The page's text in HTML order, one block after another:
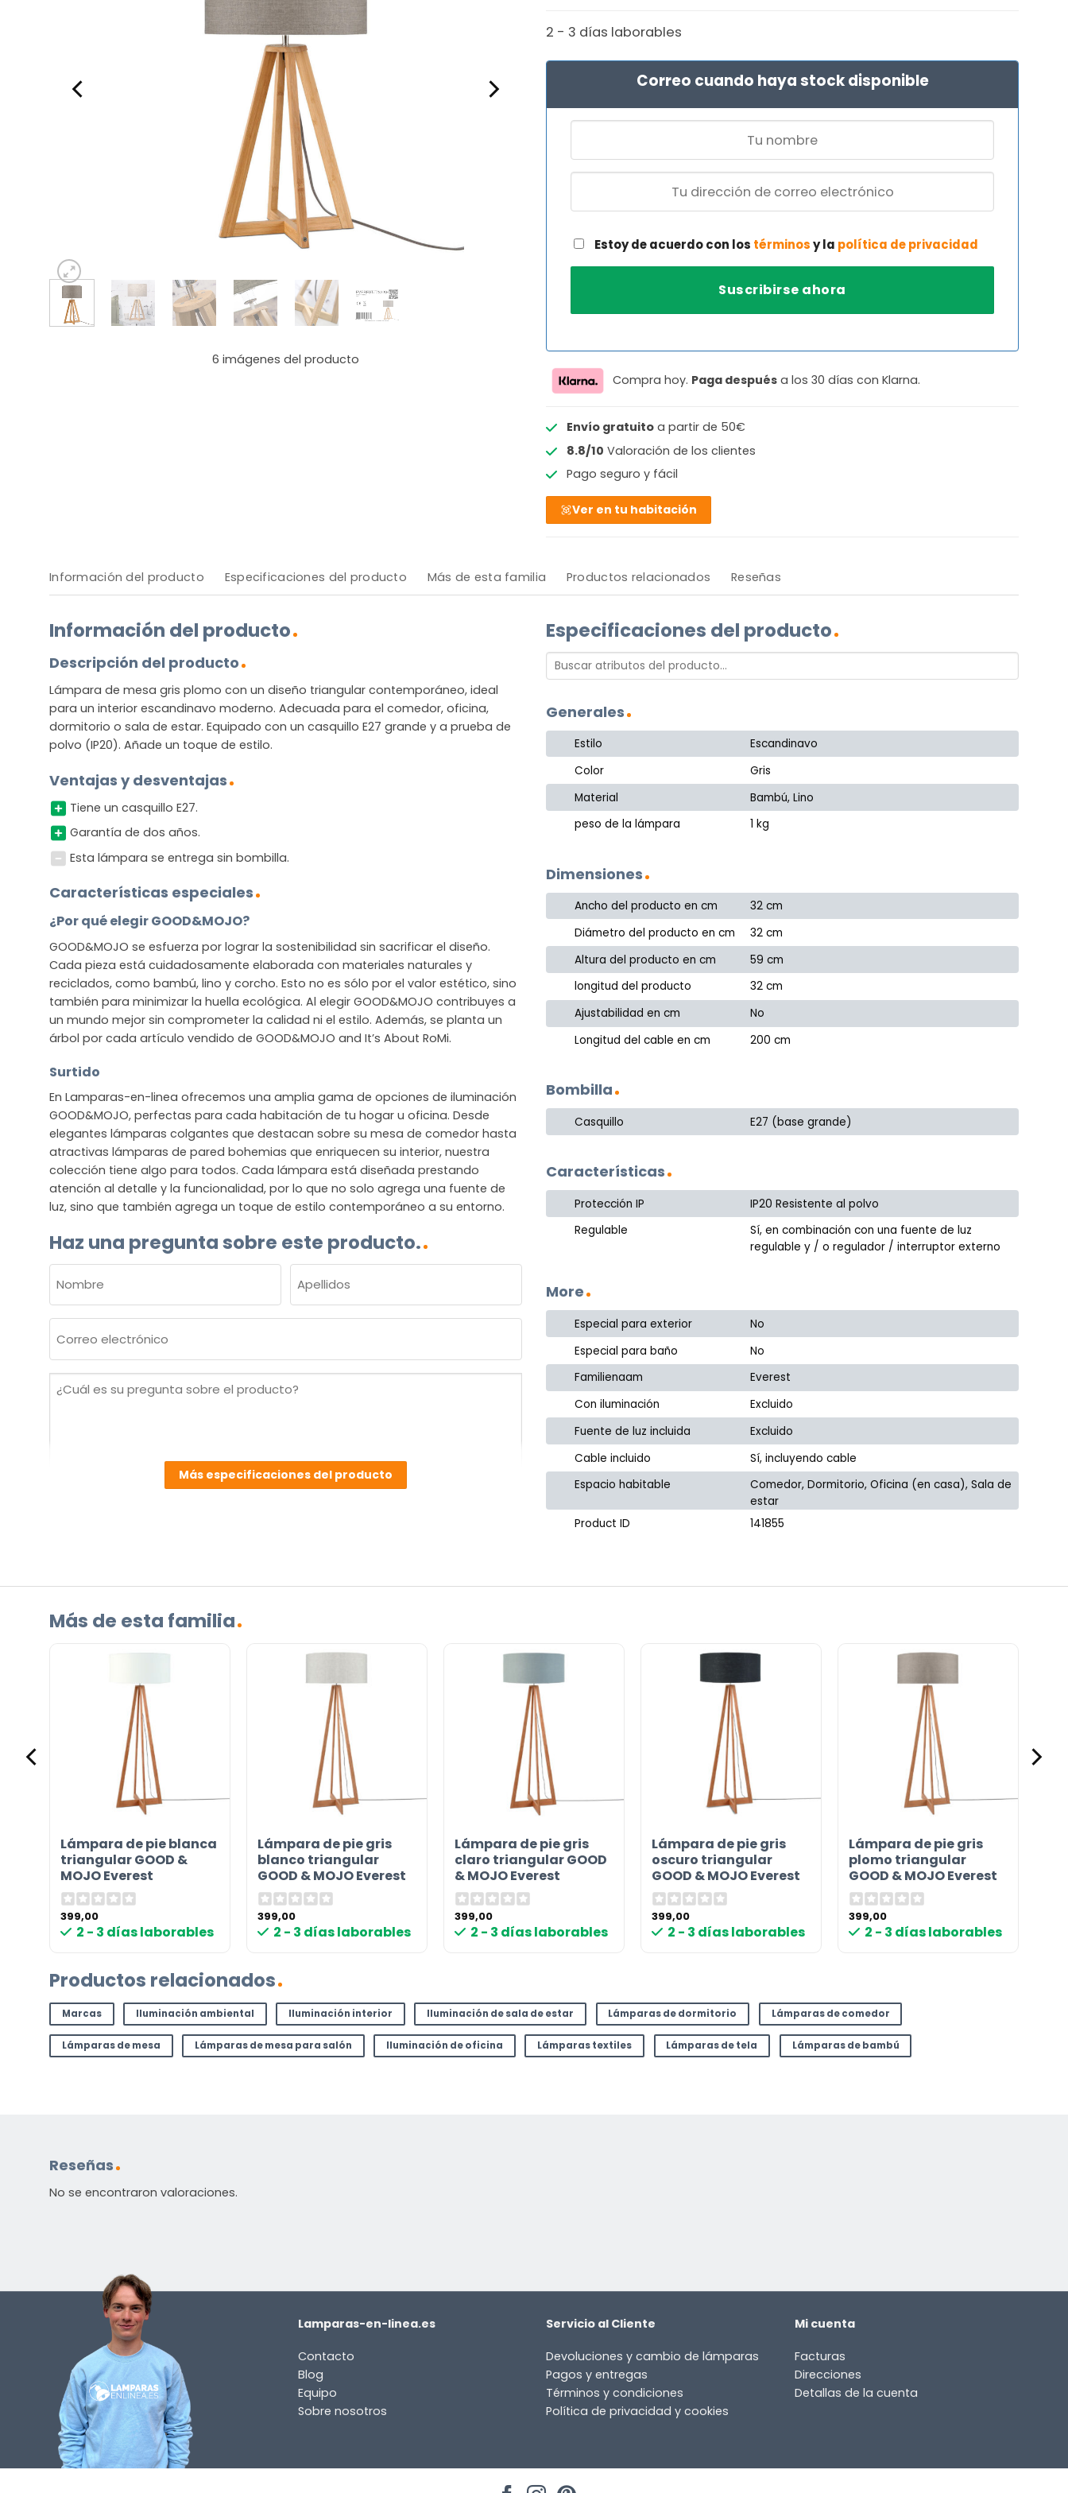
6 imágenes del producto
2 - 3 días laborables
Correo cuando haya stock disponible
Estoy de acuerdo con los términosy la política de privacidad
Compra hoy. Paga después a los 30 días con Klarna.
Envío gratuitoa partir de 50€
8.8/10 Valoración de los clientes
Pago seguro y fácil
Ver en tu habitación
Información del producto Especificaciones del producto Más de esta familia Productos relacionados Reseñas
Información del producto
Descripción del producto
Lámpara de mesa gris plomo con un diseño triangular contemporáneo, ideal
para un interior escandinavo moderno. Adecuada para el comedor, oficina,
dormitorio o sala de estar. Equipado con un casquillo E27 grande y a prueba de
polvo (IP20). Añade un toque de estilo.
Ventajas y desventajas
Tiene un casquillo E27.
Garantía de dos años.
Esta lámpara se entrega sin bombilla.
Características especiales
¿Por qué elegir GOOD&MOJO?
GOOD&MOJO se esfuerza por lograr la sostenibilidad sin sacrificar el diseño.
Cada pieza está cuidadosamente elaborada con materiales naturales y
reciclados, como bambú, lino y corcho. Esto no es sólo por el valor estético, sino
también para minimizar la huella ecológica. Al elegir GOOD&MOJO contribuyes a
un mundo mejor sin comprometer la calidad ni el estilo. Además, se planta un
árbol por cada artículo vendido de GOOD&MOJO and It’s About RoMi.
Surtido
En Lamparas-en-linea ofrecemos una amplia gama de opciones de iluminación
GOOD&MOJO, perfectas para cada habitación de tu hogar u oficina. Desde
elegantes lámparas colgantes que destacan sobre su mesa de comedor hasta
atractivas lámparas de pared bohemias que enriquecen su interior, nuestra
colección tiene algo para todos. Cada lámpara está diseñada prestando
atención al detalle y la funcionalidad, por lo que no solo agrega una fuente de
luz, sino que también agrega un toque de estilo contemporáneo a su entorno.
Haz una pregunta sobre este producto.
(OBLIGATORIO)
Nombre Apellidos
electrónico
¿Cuál
Incluido por defecto
Instrucciones en diferentes idiomas
Etiqueta energética
¿TIENES ALGUNA PREGUNTA?
correo electrónico ainfo@lamparas-en-linea.es .
Más especificaciones del producto
Especificaciones del producto
Generales
Estilo
Escandinavo
Color
Gris
Material
Bambú, Lino
peso de la lámpara
1 kg
Dimensiones
Ancho del producto en cm
32 cm
Diámetro del producto en cm
32 cm
Altura del producto en cm
59 cm
longitud del producto
32 cm
Ajustabilidad en cm
No
Longitud del cable en cm
200 cm
Bombilla
Casquillo E27 (base grande)
Características
Protección IP
IP20 Resistente al polvo
Regulable
Sí, en combinación con una fuente de luz
regulable y / o regulador / interruptor externo
More
Especial para exterior
No
Especial para baño
No
Familienaam
Everest
Con iluminación
Excluido
Fuente de luz incluida
Excluido
Cable incluido
Sí, incluyendo cable
Espacio habitable
Comedor, Dormitorio, Oficina (en casa), Sala de
estar
Product ID
141855
Más de esta familia
Lámpara de pie blanca
triangular GOOD &
MOJO Everest
399,00
2 - 3 días laborables
Lámpara de pie gris
blanco triangular
GOOD & MOJO Everest
399,00
2 - 3 días laborables
Lámpara de pie gris
claro triangular GOOD
& MOJO Everest
399,00
2 - 3 días laborables
Lámpara de pie gris
oscuro triangular
GOOD & MOJO Everest
399,00
2 - 3 días laborables
Lámpara de pie gris
plomo triangular
GOOD & MOJO Everest
399,00
2 - 3 días laborables
Productos relacionados
Marcas Iluminación ambiental Iluminación interior Iluminación de sala de estar Lámparas de dormitorio Lámparas de comedor
Lámparas de mesa Lámparas de mesa para salón Iluminación de oficina Lámparas textiles Lámparas de tela Lámparas de bambú
Reseñas
No se encontraron valoraciones.
Lamparas-en-linea.es
Contacto
Blog
Equipo
Sobre nosotros
Servicio al Cliente
Devoluciones y cambio de lámparas
Pagos y entregas
Términos y condiciones
Política de privacidad y cookies
Mi cuenta
Facturas
Direcciones
Detallas de la cuenta